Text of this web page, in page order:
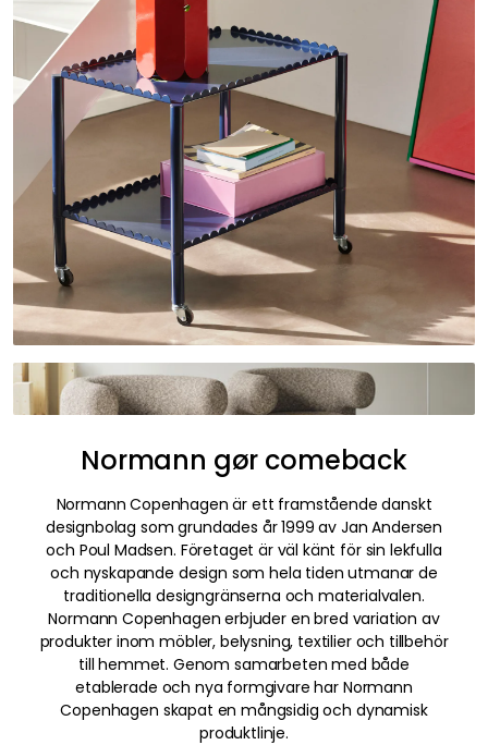
Normann gør comeback
Normann Copenhagen är ett framstående danskt
designbolag som grundades år 1999 av Jan Andersen
och Poul Madsen. Företaget är väl känt för sin lekfulla
och nyskapande design som hela tiden utmanar de
traditionella designgränserna och materialvalen.
Normann Copenhagen erbjuder en bred variation av
produkter inom möbler, belysning, textilier och tillbehör
till hemmet. Genom samarbeten med både
etablerade och nya formgivare har Normann
Copenhagen skapat en mångsidig och dynamisk
produktlinje.